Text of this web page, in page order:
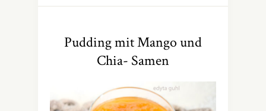
Pudding mit Mango und
Chia- Samen